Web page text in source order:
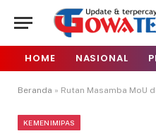
HOME NASIONAL
Beranda » Rutan Masamba MoU dengan Bank BRI
KEMENIMIPAS